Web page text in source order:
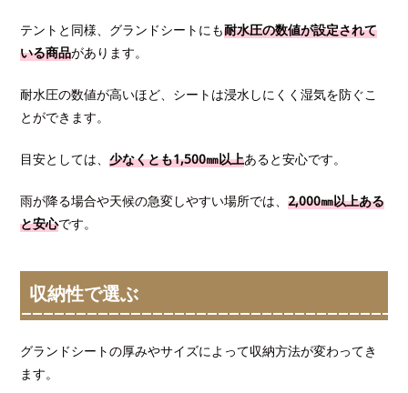
テントと同様、グランドシートにも耐水圧の数値が設定されて
いる商品があります。
耐水圧の数値が高いほど、シートは浸水しにくく湿気を防ぐこ
とができます。
目安としては、少なくとも1,500㎜以上あると安心です。
雨が降る場合や天候の急変しやすい場所では、2,000㎜以上ある
と安心です。
収納性で選ぶ
グランドシートの厚みやサイズによって収納方法が変わってき
ます。